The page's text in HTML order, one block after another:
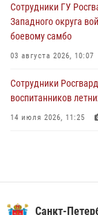
Петербургские
автомобиль, ранее
Ленобласти
04 августа 2026, 14:05
Сотрудники ГУ
Западного округа
боевому самбо
03 августа 2026, 10:07
Сотрудники
воспитанников
14 июля 2026, 11:25
В
Санкт-